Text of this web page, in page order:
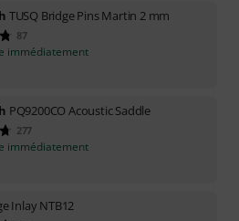
TUSQ Bridge Pins Martin 2 mm
87
immédiatement
PQ9200CO Acoustic Saddle
277
immédiatement
Inlay NTB12